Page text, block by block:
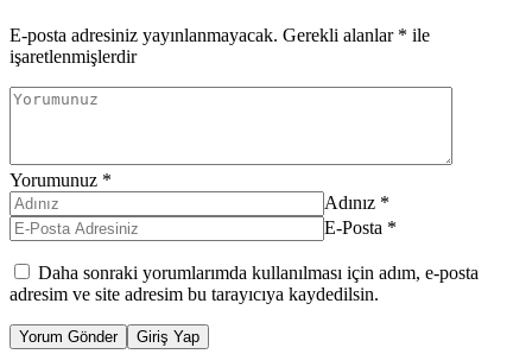
E-posta adresiniz yayınlanmayacak. Gerekli alanlar * ile
işaretlenmişlerdir
Yorumunuz *
Adınız *
E-Posta *
Daha sonraki yorumlarımda kullanılması için adım, e-posta
adresim ve site adresim bu tarayıcıya kaydedilsin.
Yorum Gönder Giriş Yap